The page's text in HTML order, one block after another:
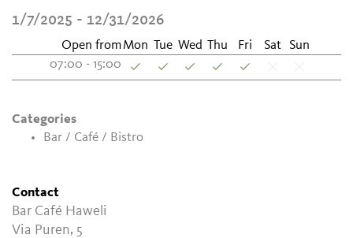
1/7/2025 - 12/31/2026
Open fromMon Tue Wed Thu Fri Sat
Sun
07:00 - 15:00
Categories
Bar / Café / Bistro
Contact
Bar Café Haweli
Via Puren, 5